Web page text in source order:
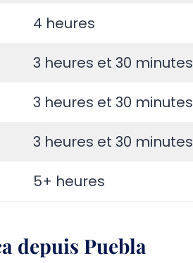
4 heures
3 heures et 30 minutes
3 heures et 30 minutes
3 heures et 30 minutes
5+ heures
depuis Puebla